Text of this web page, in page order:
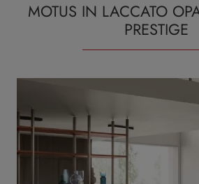
MOTUS IN LACCATO
PRESTIGE